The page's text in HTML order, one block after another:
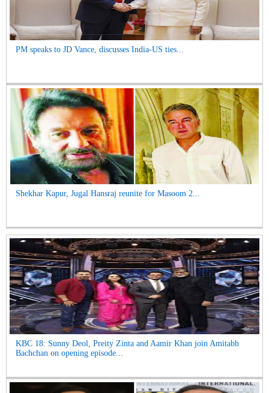
PM speaks to JD Vance, discusses India-US ties...
Shekhar Kapur, Jugal Hansraj reunite for Masoom 2...
KBC 18: Sunny Deol, Preity Zinta and Aamir Khan join Amitabh
Bachchan on opening episode...